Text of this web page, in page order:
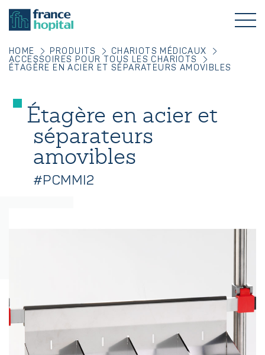
HOME PRODUITS
CHARIOTS MÉDICAUX
ACCESSOIRES POUR TOUS LES CHARIOTS
ÉTAGÈRE EN ACIER ET SÉPARATEURS AMOVIBLES
Étagère en acier et
séparateurs
amovibles
#PCMMI2